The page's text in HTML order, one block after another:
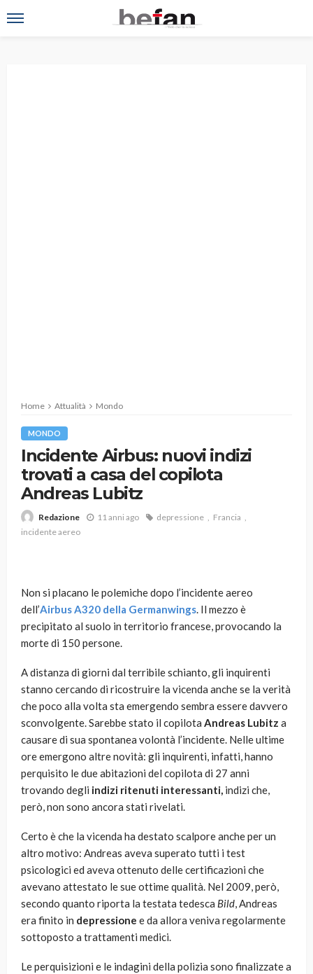
Home Attualità Mondo
MONDO
Incidente Airbus: nuovi indizi
trovati a casa del copilota
Andreas Lubitz
Redazione 11 anni ago depressione
Francia
incidente aereo
Non si placano le polemiche dopo l’incidente aereo
dell’Airbus A320 della Germanwings. Il mezzo è
precipitato al suolo in territorio francese, provocando la
morte di 150 persone.
A distanza di giorni dal terribile schianto, gli inquirenti
stanno cercando di ricostruire la vicenda anche se la verità
che poco alla volta sta emergendo sembra essere davvero
sconvolgente. Sarebbe stato il copilota Andreas Lubitz a
causare di sua spontanea volontà l’incidente. Nelle ultime
ore emergono altre novità: gli inquirenti, infatti, hanno
perquisito le due abitazioni del copilota di 27 anni
trovando degli indizi ritenuti interessanti, indizi che,
però, non sono ancora stati rivelati.
Certo è che la vicenda ha destato scalpore anche per un
altro motivo: Andreas aveva superato tutti i test
psicologici ed aveva ottenuto delle certificazioni che
avevano attestato le sue ottime qualità. Nel 2009, però,
secondo quanto riporta la testata tedesca Bild, Andreas
era finito in depressione e da allora veniva regolarmente
sottoposto a trattamenti medici.
Le perquisizioni e le indagini della polizia sono finalizzate a